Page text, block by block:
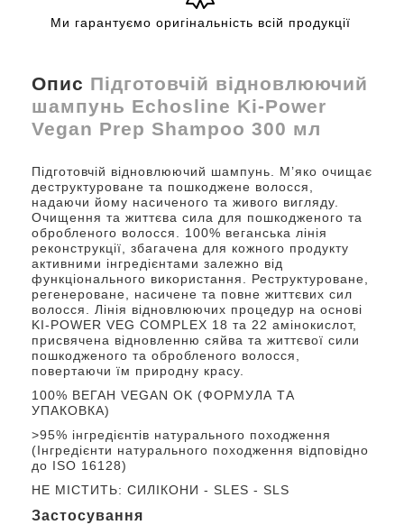
Ми гарантуємо оригінальність всій продукції
Опис Підготовчій відновлюючий
шампунь Echosline Ki-Power
Vegan Prep Shampoo 300 мл
Підготовчій відновлюючий шампунь. М’яко очищає
деструктуроване та пошкоджене волосся,
надаючи йому насиченого та живого вигляду.
Очищення та життєва сила для пошкодженого та
обробленого волосся. 100% веганська лінія
реконструкції, збагачена для кожного продукту
активними інгредієнтами залежно від
функціонального використання. Реструктуроване,
регенероване, насичене та повне життєвих сил
волосся. Лінія відновлюючих процедур на основі
KI-POWER VEG COMPLEX 18 та 22 амінокислот,
присвячена відновленню сяйва та життєвої сили
пошкодженого та обробленого волосся,
повертаючи їм природну красу.
100% ВЕГАН VEGAN OK (ФОРМУЛА ТА
УПАКОВКА)
>95% інгредієнтів натурального походження
(Інгредієнти натурального походження відповідно
до ISO 16128)
НЕ МІСТИТЬ: СИЛІКОНИ - SLES - SLS
Застосування